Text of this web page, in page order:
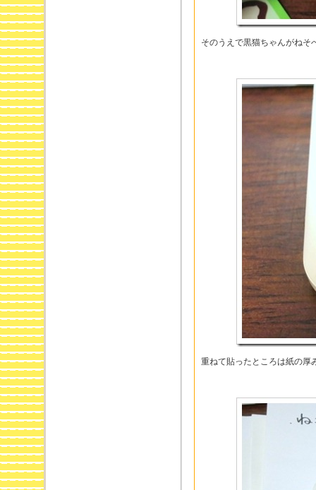
そのうえで黒猫ちゃんがねそ
重ねて貼ったところは紙の厚